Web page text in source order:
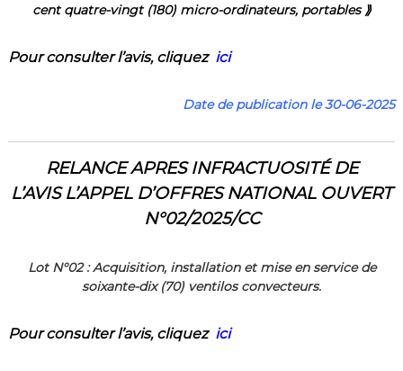
cent quatre-vingt (180) micro-ordinateurs, portables ⟫
Pour consulter l’avis, cliquez ici
Date de publication le 30-06-2025
RELANCE APRES INFRACTUOSITÉ DE
L’AVISL’APPEL D’OFFRES NATIONAL OUVERT
N°02/2025/CC
Lot N°02 :Acquisition, installation et mise en service de
soixante-dix (70) ventilos convecteurs.
Pour consulter l’avis, cliquez ici